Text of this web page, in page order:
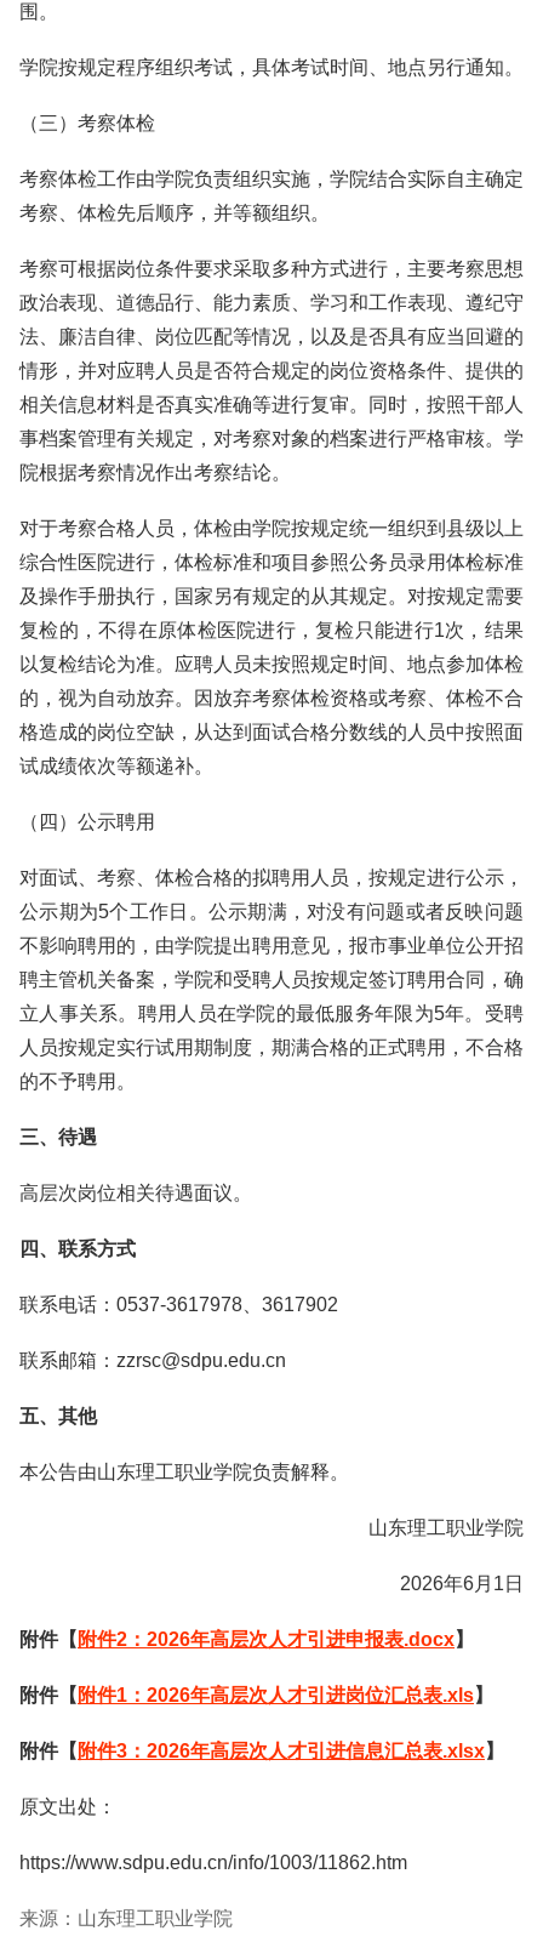
围。
学院按规定程序组织考试，具体考试时间、地点另行通知。
（三）考察体检
考察体检工作由学院负责组织实施，学院结合实际自主确定
考察、体检先后顺序，并等额组织。
考察可根据岗位条件要求采取多种方式进行，主要考察思想
政治表现、道德品行、能力素质、学习和工作表现、遵纪守
法、廉洁自律、岗位匹配等情况，以及是否具有应当回避的
情形，并对应聘人员是否符合规定的岗位资格条件、提供的
相关信息材料是否真实准确等进行复审。同时，按照干部人
事档案管理有关规定，对考察对象的档案进行严格审核。学
院根据考察情况作出考察结论。
对于考察合格人员，体检由学院按规定统一组织到县级以上
综合性医院进行，体检标准和项目参照公务员录用体检标准
及操作手册执行，国家另有规定的从其规定。对按规定需要
复检的，不得在原体检医院进行，复检只能进行1次，结果
以复检结论为准。应聘人员未按照规定时间、地点参加体检
的，视为自动放弃。因放弃考察体检资格或考察、体检不合
格造成的岗位空缺，从达到面试合格分数线的人员中按照面
试成绩依次等额递补。
（四）公示聘用
对面试、考察、体检合格的拟聘用人员，按规定进行公示，
公示期为5个工作日。公示期满，对没有问题或者反映问题
不影响聘用的，由学院提出聘用意见，报市事业单位公开招
聘主管机关备案，学院和受聘人员按规定签订聘用合同，确
立人事关系。聘用人员在学院的最低服务年限为5年。受聘
人员按规定实行试用期制度，期满合格的正式聘用，不合格
的不予聘用。
三、待遇
高层次岗位相关待遇面议。
四、联系方式
联系电话：0537-3617978、3617902
联系邮箱：zzrsc@sdpu.edu.cn
五、其他
本公告由山东理工职业学院负责解释。
山东理工职业学院
2026年6月1日
附件【 附件2：2026年高层次人才引进申报表.docx】
附件【 附件1：2026年高层次人才引进岗位汇总表.xls】
附件【 附件3：2026年高层次人才引进信息汇总表.xlsx】
原文出处：
https://www.sdpu.edu.cn/info/1003/11862.htm
来源：山东理工职业学院